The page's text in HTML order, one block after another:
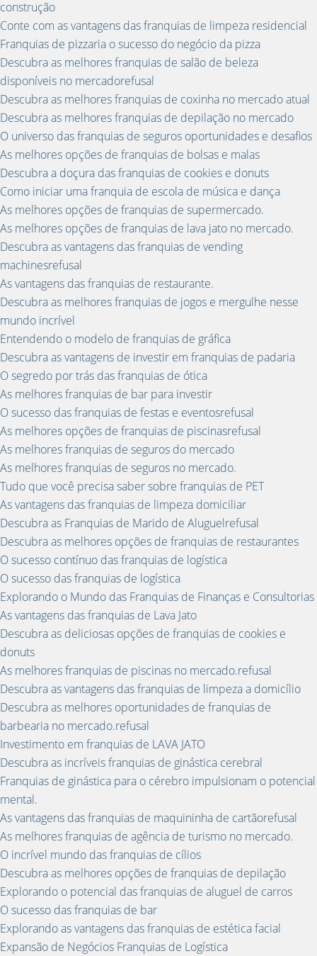
construção
Conte com as vantagens das franquias de limpeza residencial
Franquias de pizzaria o sucesso do negócio da pizza
Descubra as melhores franquias de salão de beleza
disponíveis no mercadorefusal
Descubra as melhores franquias de coxinha no mercado atual
Descubra as melhores franquias de depilação no mercado
O universo das franquias de seguros oportunidades e desafios
As melhores opções de franquias de bolsas e malas
Descubra a doçura das franquias de cookies e donuts
Como iniciar uma franquia de escola de música e dança
As melhores opções de franquias de supermercado.
As melhores opções de franquias de lava jato no mercado.
Descubra as vantagens das franquias de vending
machinesrefusal
As vantagens das franquias de restaurante.
Descubra as melhores franquias de jogos e mergulhe nesse
mundo incrível
Entendendo o modelo de franquias de gráfica
Descubra as vantagens de investir em franquias de padaria
O segredo por trás das franquias de ótica
As melhores franquias de bar para investir
O sucesso das franquias de festas e eventosrefusal
As melhores opções de franquias de piscinasrefusal
As melhores franquias de seguros do mercado
As melhores franquias de seguros no mercado.
Tudo que você precisa saber sobre franquias de PET
As vantagens das franquias de limpeza domiciliar
Descubra as Franquias de Marido de Aluguelrefusal
Descubra as melhores opções de franquias de restaurantes
O sucesso contínuo das franquias de logística
O sucesso das franquias de logística
Explorando o Mundo das Franquias de Finanças e Consultorias
As vantagens das franquias de Lava Jato
Descubra as deliciosas opções de franquias de cookies e
donuts
As melhores franquias de piscinas no mercado.refusal
Descubra as vantagens das franquias de limpeza a domicílio
Descubra as melhores oportunidades de franquias de
barbearia no mercado.refusal
Investimento em franquias de LAVA JATO
Descubra as incríveis franquias de ginástica cerebral
Franquias de ginástica para o cérebro impulsionam o potencial
mental.
As vantagens das franquias de maquininha de cartãorefusal
As melhores franquias de agência de turismo no mercado.
O incrível mundo das franquias de cílios
Descubra as melhores opções de franquias de depilação
Explorando o potencial das franquias de aluguel de carros
O sucesso das franquias de bar
Explorando as vantagens das franquias de estética facial
Expansão de Negócios Franquias de Logística